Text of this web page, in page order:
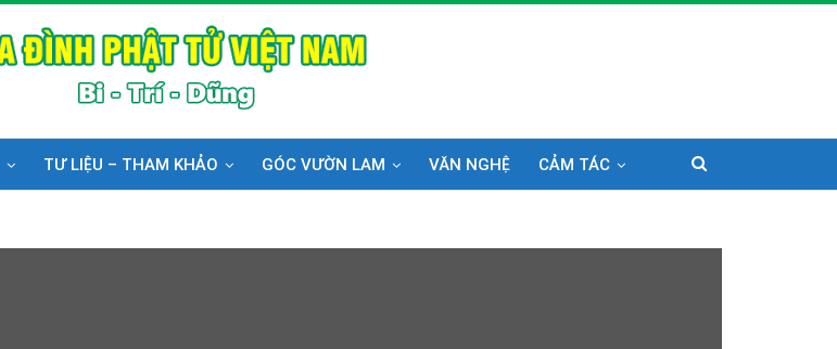
TƯ LIỆU – THAM KHẢO GÓC VƯỜN LAM VĂN NGHỆ CẢM TÁC